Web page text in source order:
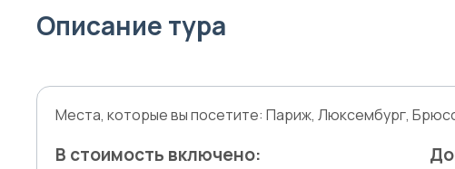
Описание тура
Места, которые вы посетите: Париж, Люксембург,
В стоимость включено: